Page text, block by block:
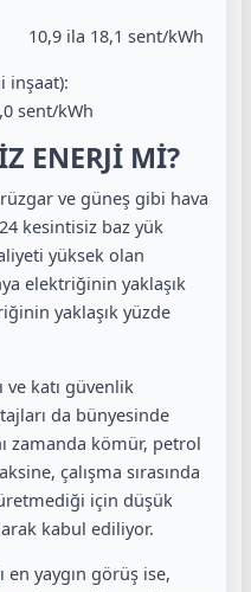
10,9 ila 18,1 sent/kWh
inşaat):
sent/kWh
ENERJİ Mİ?
ve güneş gibi hava
kesintisiz baz yük
yüksek olan
elektriğinin yaklaşık
yaklaşık yüzde
ve katı güvenlik
da bünyesinde
zamanda kömür, petrol
çalışma sırasında
için düşük
kabul ediliyor.
en yaygın görüş ise,